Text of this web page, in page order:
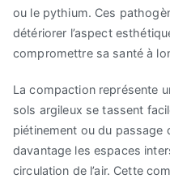
ou le pythium. Ces
détériorer l’aspect
compromettre sa santé à
La compaction représente
sols argileux se tassent
piétinement ou du passage
davantage les espaces
circulation de l’air. Cette